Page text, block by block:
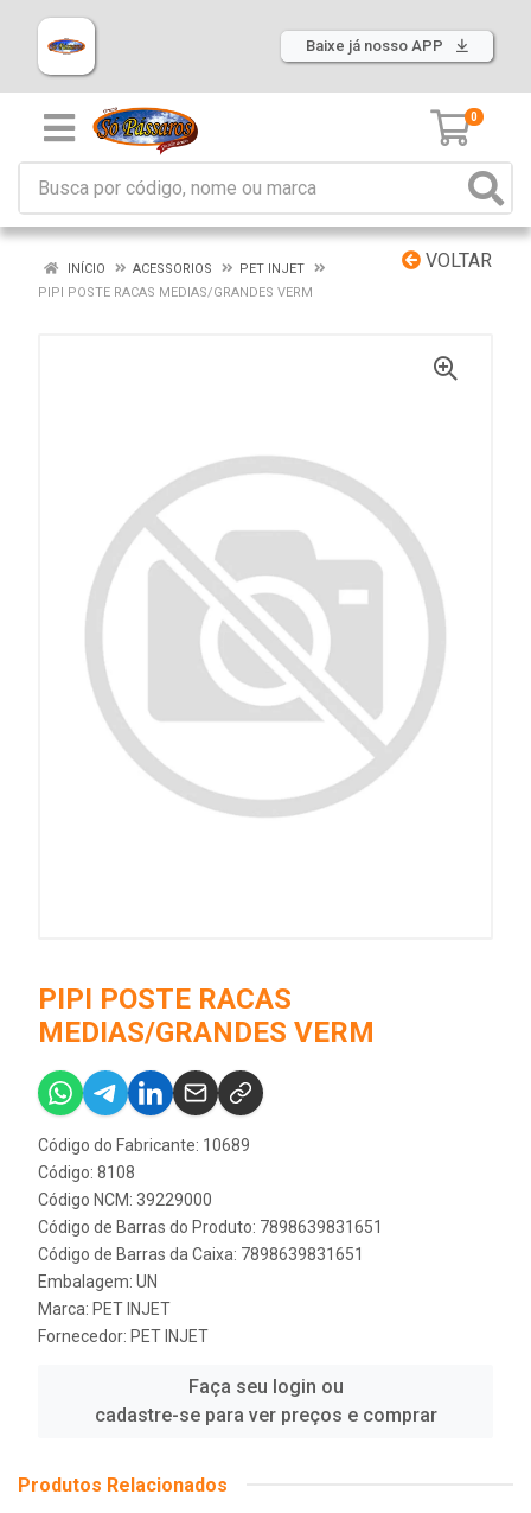
Baixe já nosso APP
0
VOLTAR
INÍCIO ACESSORIOS
PET INJET
PIPI POSTE RACAS MEDIAS/GRANDES VERM
PIPI POSTE RACAS
MEDIAS/GRANDES VERM
Código do Fabricante: 10689
Código: 8108
Código NCM: 39229000
Código de Barras do Produto: 7898639831651
Código de Barras da Caixa: 7898639831651
Embalagem: UN
Marca: PET INJET
Fornecedor: PET INJET
Faça seu login ou
cadastre-se para ver preços e comprar
Produtos Relacionados